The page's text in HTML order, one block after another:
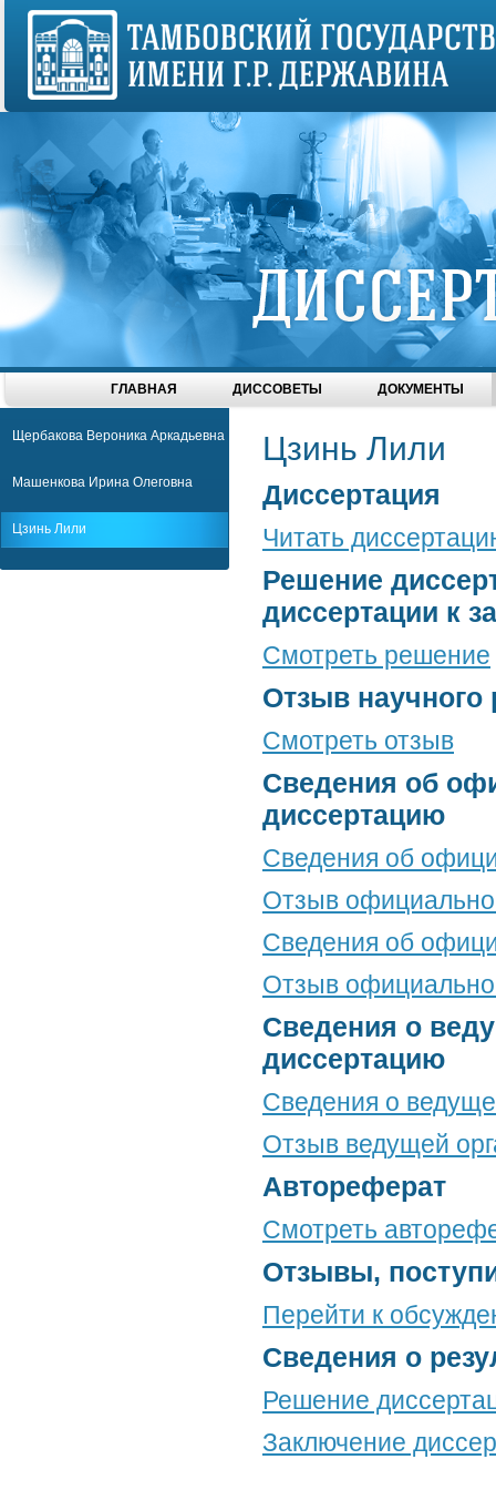
ГЛАВНАЯ ДИССОВЕТЫ ДОКУМЕНТЫ
Щербакова Вероника Аркадьевна
Машенкова Ирина Олеговна
Цзинь Лили
Цзинь Лили
Диссертация
Читать
Решение
диссертации к
Смотреть решение
Отзыв научного
Смотреть отзыв
Сведения об
диссертацию
Сведения об
Отзыв
Сведения об
Отзыв
Сведения о
диссертацию
Сведения о
Отзыв ведущей
Автореферат
Смотреть
Отзывы,
Перейти к
Сведения о
Решение
Заключение